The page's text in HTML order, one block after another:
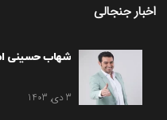
اخبار جنجالی
شهاب حسینی
3 دی, 1403